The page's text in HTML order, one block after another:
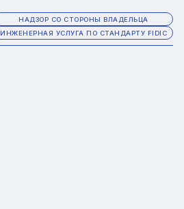
НАДЗОР СО СТОРОНЫ ВЛАДЕЛЬЦА
ИНЖЕНЕРНАЯ УСЛУГА ПО СТАНДАРТУ FIDIC